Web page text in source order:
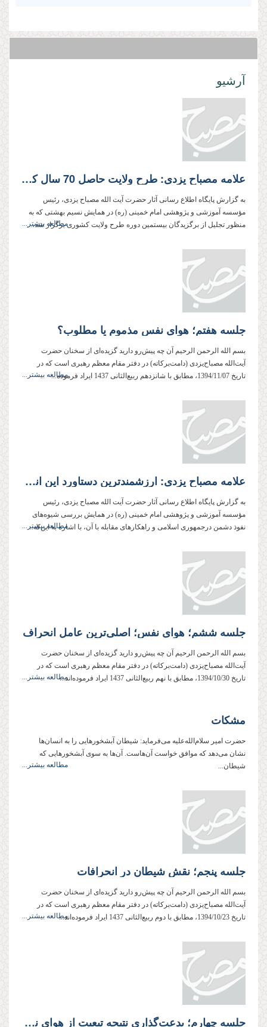
آرشیو
علامه مصباح یزدی: طرح ولایت حاصل 70 سال کار علمی است که در طول چند هفته عرضه می‌شود
به گزارش پایگاه اطلاع رسانی آثار حضرت آیت الله مصباح یزدی، رئیس
مؤسسه آموزشی و پژوهشی امام خمینی (ره) در همایش نسیم بهشتی که به
منظور تجلیل از برگزیدگان بیستمین دوره طرح ولایت کشوری برگزار شد،...
مطالعه بیشتر...
جلسه هفتم؛ هوای نفس مذموم یا مطلوب؟
بسم الله الرحمن الرحیم آن چه پیش‌رو دارید گزیده‌ای از سخنان حضرت
آیت‌الله مصباح‌یزدی (دامت‌بركاته) در دفتر مقام معظم رهبری است كه در
تاریخ 1394/11/07، مطابق با شانزدهم ربیع‌الثانی 1437 ایراد فرموده‌...
مطالعه بیشتر...
علامه مصباح یزدی: ارزشمندترین دستاورد این انقلاب، احیای ارزش‌های اسلامی است، نه نان و آب!
به گزارش پایگاه اطلاع رسانی آثار حضرت آیت الله مصباح یزدی، رئیس
مؤسسه آموزشی و پژوهشی امام خمینی (ره) در همایش بررسی شیوه‌های
نفوذ دشمن درجمهوری اسلامی و راهکارهای مقابله با آن، با اشاره به این‌که...
مطالعه بیشتر...
جلسه ششم؛ هوای نفس؛ اصلی‌ترین عامل انحراف
بسم الله الرحمن الرحیم آن چه پیش‌رو دارید گزیده‌ای از سخنان حضرت
آیت‌الله مصباح‌یزدی (دامت‌بركاته) در دفتر مقام معظم رهبری است كه در
تاریخ 1394/10/30، مطابق با نهم ربیع‌الثانی 1437 ایراد فرموده‌اند...
مطالعه بیشتر...
مشکات
حضرت امیر سلام‌الله‌علیه می‌فرماید: شیطان آبشخورهایی را به انسان‌ها
نشان می‌دهد که موافق خواست آن‌هاست. آن‌ها به سوی آبشخورهایی که
شیطان...
مطالعه بیشتر...
جلسه پنجم؛ نقش شیطان در انحرافات
بسم الله الرحمن الرحیم آن چه پیش‌رو دارید گزیده‌ای از سخنان حضرت
آیت‌الله مصباح‌یزدی (دامت‌بركاته) در دفتر مقام معظم رهبری است كه در
تاریخ 1394/10/23، مطابق با دوم ربیع‌الثانی 1437 ایراد فرموده‌اند...
مطالعه بیشتر...
جلسه چهارم؛ بدعت‌گذاری نتیجه تبعیت از هوای نفس